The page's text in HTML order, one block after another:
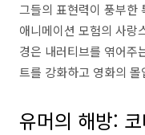
그들의 표현력이 풍부한
애니메이션 모험의 사랑
경은 내러티브를 엮어주
트를 강화하고 영화의
유머의 해방: